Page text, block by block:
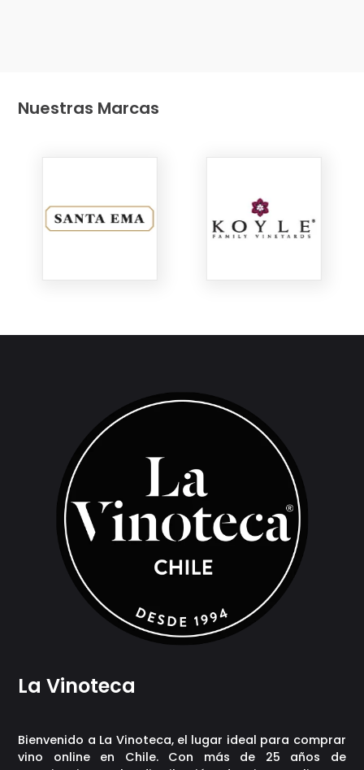
Nuestras Marcas
La Vinoteca
Bienvenido a La Vinoteca, el lugar ideal para comprar
vino online en Chile. Con más de 25 años de